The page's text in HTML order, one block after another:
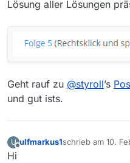
Lösung aller Lösungen
Geht rauf zu @styroll’s
und gut ists.
U ulfmarkus1schrieb am 10.
zuletzt editiert
Hi